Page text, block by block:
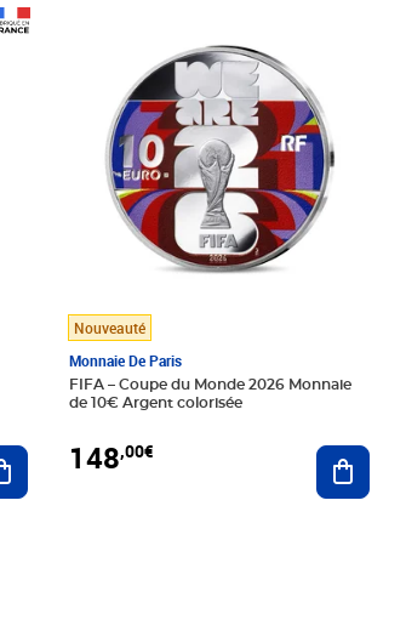
Ajouter au panier
Nouveauté
Monnaie De Paris
FIFA – Coupe du Monde 2026 Monnaie
de 10€ Argent colorisée
148,00€